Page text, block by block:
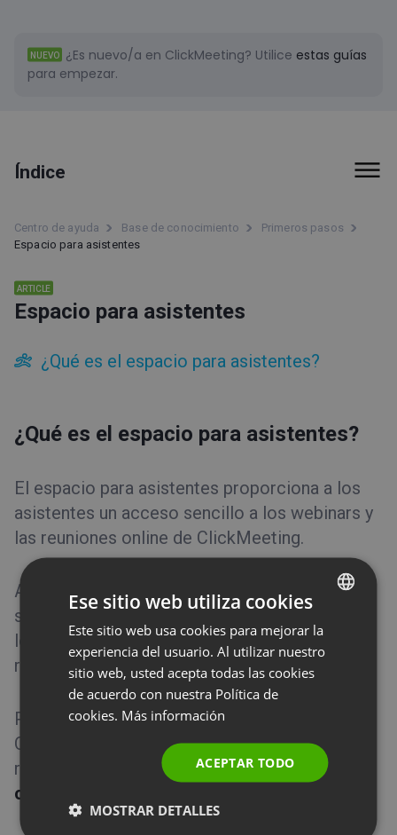
NUEVO ¿Es nuevo/a en ClickMeeting? Utilice estas guías
para empezar.
Índice
Primeros pasos
Espacio para asistentes
¿Qué es el espacio para asistentes?
Acerca de ClickMeeting
Prueba gratuita
Facturación y pagos
Herramientas
Tipos de evento
Trucos y sugerencias
Centro de ayuda Base de conocimiento
Primeros pasos
Espacio para asistentes
ARTICLE
Espacio para asistentes
¿Qué es el espacio para asistentes?
¿Qué es el espacio para asistentes?
El espacio para asistentes proporciona a los
asistentes un acceso sencillo a los webinars y
las reuniones online de ClickMeeting.
Al crear una cuenta, los asistentes pueden ver
su historial de eventos, así como una lista de
los próximos eventos para los que se han
registrado o a los que han sido invitados.
Para comenzar, haz clicaquí
Crear cuenta. Completa el formulario de
registro y haz clic en
Aceptar y crear una
cuenta
ENGLISH
FRENCH
RUSSIAN
SPANISH
Ese sitio web utiliza cookies
Este sitio web usa cookies para mejorar la
experiencia del usuario. Al utilizar nuestro
sitio web, usted acepta todas las cookies
de acuerdo con nuestra Política de
cookies. Más información
ACEPTAR TODO
MOSTRAR DETALLES